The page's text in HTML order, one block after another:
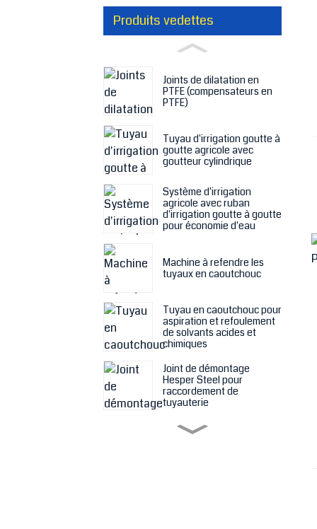
Produits vedettes
Joints de dilatation en
PTFE (compensateurs en
PTFE)
Tuyau d'irrigation goutte à
goutte agricole avec
goutteur cylindrique
Système d'irrigation
agricole avec ruban
d'irrigation goutte à goutte
pour économie d'eau
Machine à refendre les
tuyaux en caoutchouc
Tuyau en caoutchouc pour
aspiration et refoulement
de solvants acides et
chimiques
Joint de démontage
Hesper Steel pour
raccordement de
tuyauterie
Toile filtrante pour